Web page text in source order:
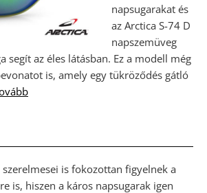
napsugarakat és
az Arctica S-74 D
napszemüveg
segít az éles látásban. Ez a modell még
is, amely egy tükröződés gátló
is fokozottan figyelnek a
is, hiszen a káros napsugarak igen